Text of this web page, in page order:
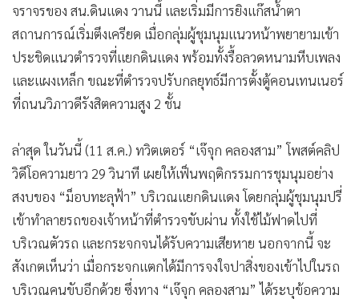
• Motoring
• เกม
• วิทยาศาสตร์
• SMEs
• หุ้น
อินโดจีน
• กองทุนรวม
•
Celeb Online
• Factcheck
• ญี่ปุ่น
• News1
• Gotomanager
จราจรของ สน.ดินแดง วานนี้ และเริ่มมีการยิงแก๊สน้ำตา
สถานการณ์เริ่มตึงเครียด เมื่อกลุ่มผู้ชุมนุมแนวหน้าพยายามเข้า
ประชิดแนวตำรวจที่แยกดินแดง พร้อมทั้งรื้อลวดหนามหีบเพลง
และแผงเหล็ก ขณะที่ตำรวจปรับกลยุทธ์มีการตั้งตู้คอนเทนเนอร์
ที่ถนนวิภาวดีรังสิตความสูง 2 ชั้น
ล่าสุด ในวันนี้ (11 ส.ค.) ทวิตเตอร์ “เจ๊จุก คลองสาม” โพสต์คลิป
วิดีโอความยาว 29 วินาที เผยให้เฟ็นพฤติกรรมการชุมนุมอย่าง
สงบของ “ม็อบทะลุฟ้า” บริเวณแยกดินแดง โดยกลุ่มผู้ชุมนุมปรี่
เข้าทำลายรถของเจ้าหน้าที่ตำรวจขับผ่าน ทั้งใช้ไม้ฟาดไปที่
บริเวณตัวรถ และกระจกจนได้รับความเสียหาย นอกจากนี้ จะ
สังเกตเห็นว่า เมื่อกระจกแตกได้มีการจงใจปาสิ่งของเข้าไปในรถ
บริเวณคนขับอีกด้วย ซึ่งทาง “เจ๊จุก คลองสาม” ได้ระบุข้อความ